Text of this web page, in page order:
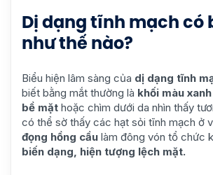
Dị dạng tĩnh mạch có
như thế nào?
Biểu hiện lâm sàng của dị dạng tĩnh
biết bằng mắt thường là khối màu
bề mặt hoặc chìm dưới da nhìn thấy
có thể sờ thấy các hạt sỏi tĩnh mạch ở
đọng hồng cầu làm đông vón tổ chức
biến dạng, hiện tượng lệch mặt.